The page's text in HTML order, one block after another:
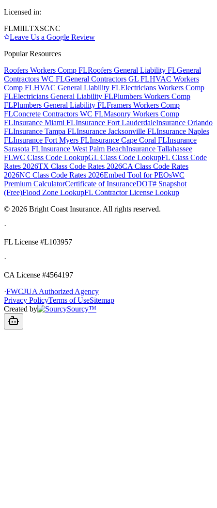
Licensed in:
FLMIILTXSCNC
Leave Us a Google Review
Popular Resources
Roofers Workers Comp FLRoofers General Liability FLGeneral
Contractors WC FLGeneral Contractors GL FLHVAC Workers
Comp FLHVAC General Liability FLElectricians Workers Comp
FLElectricians General Liability FLPlumbers Workers Comp
FLPlumbers General Liability FLFramers Workers Comp
FLConcrete Contractors WC FLMasonry Workers Comp
FLInsurance Miami FLInsurance Fort LauderdaleInsurance Orlando
FLInsurance Tampa FLInsurance Jacksonville FLInsurance Naples
FLInsurance Fort Myers FLInsurance Cape Coral FLInsurance
Sarasota FLInsurance West Palm BeachInsurance Tallahassee
FLWC Class Code LookupGL Class Code LookupFL Class Code
Rates 2026TX Class Code Rates 2026CA Class Code Rates
2026NC Class Code Rates 2026Embed Tool for PEOsWC
Premium CalculatorCertificate of InsuranceDOT# Snapshot
(Free)Flood Zone LookupFL Contractor License Lookup
© 2026 Bright Coast Insurance. All rights reserved.
·
FL License #L103957
·
CA License #4564197
·FWCJUA Authorized Agency
Privacy PolicyTerms of UseSitemap
Created by
Sourcy™